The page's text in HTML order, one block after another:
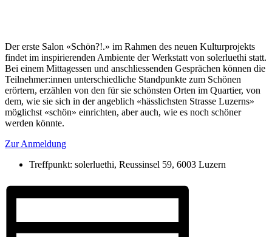
Der erste Salon «Schön?!.» im Rahmen des neuen Kulturprojekts
findet im inspirierenden Ambiente der Werkstatt von solerluethi statt.
Bei einem Mittagessen und anschliessenden Gesprächen können die
Teilnehmer:innen unterschiedliche Standpunkte zum Schönen
erörtern, erzählen von den für sie schönsten Orten im Quartier, von
dem, wie sie sich in der angeblich «hässlichsten Strasse Luzerns»
möglichst «schön» einrichten, aber auch, wie es noch schöner
werden könnte.
Zur Anmeldung
Treffpunkt: solerluethi, Reussinsel 59, 6003 Luzern